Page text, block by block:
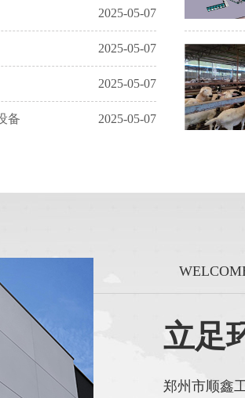
2025-05-07
2025-05-07
2025-05-07
2025-05-07
备
年产2万吨
时产5-6吨
年产五万
年产两万
立足
郑州市顺鑫